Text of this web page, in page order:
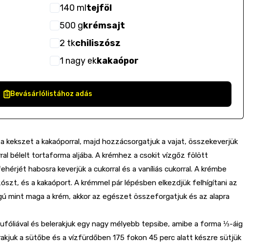
140 mltejföl
500 gkrémsajt
2 tkchiliszósz
1 nagy ekkakaópor
Bevásárlólistához adás
a kakaóporral, majd hozzácsorgatjuk a vajat, összekeverjük
bélelt tortaforma aljába. A krémhez a csokit vízgőz fölött
habosra keverjük a cukorral és a vaníliás cukorral. A krémbe
és a kakaóport. A krémmel pár lépésben elkezdjük felhígítani az
mint maga a krém, akkor az egészet összeforgatjuk és az alapra
és belerakjuk egy nagy mélyebb tepsibe, amibe a forma ⅓-áig
a sütőbe és a vízfürdőben 175 fokon 45 perc alatt készre sütjük